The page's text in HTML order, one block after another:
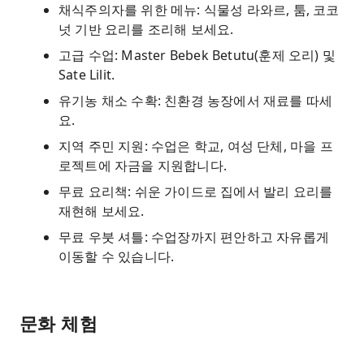
채식주의자를 위한 메뉴: 식물성 라와르, 툼, 코코
넛 기반 요리를 조리해 보세요.
고급 수업: Master Bebek Betutu(훈제 오리) 및
Sate Lilit.
유기농 채소 수확: 친환경 농장에서 재료를 따세
요.
지역 주민 지원: 수업은 학교, 여성 단체, 마을 프
로젝트에 자금을 지원합니다.
무료 요리책: 쉬운 가이드로 집에서 발리 요리를
재현해 보세요.
무료 우붓 셔틀: 수업장까지 편안하고 자유롭게
이동할 수 있습니다.
문화 체험